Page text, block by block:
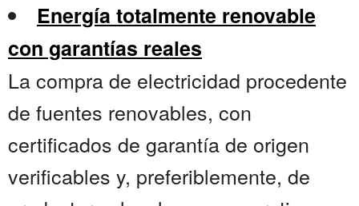
Energía totalmente renovable
con garantías reales
La compra de electricidad procedente
de fuentes renovables, con
certificados de garantía de origen
verificables y, preferiblemente, de